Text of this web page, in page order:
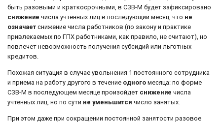
быть разовыми и краткосрочными, в СЗВ-М будет зафиксировано
снижение числа учтенных лиц в последующий месяц, что не
означает снижение числа работников (по закону и практике
привлекаемых по ГПХ работниками, как правило, не считают), но
повлечет невозможность получения субсидий или льготных
кредитов.
Похожая ситуация в случае увольнения 1 постоянного сотрудника
и приема на работу другого в течение одного месяца: по форме
СЗВ-М в последующем месяце произойдет снижение числа
учтенных лиц, но по сути не уменьшится число занятых.
При этом даже при сокращении постоянной занятости разовое